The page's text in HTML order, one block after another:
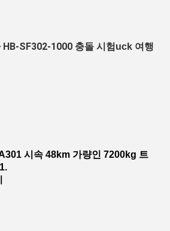
SF302-1000 충돌 시험uck 여행
시속 48km 가량인 7200kg 트